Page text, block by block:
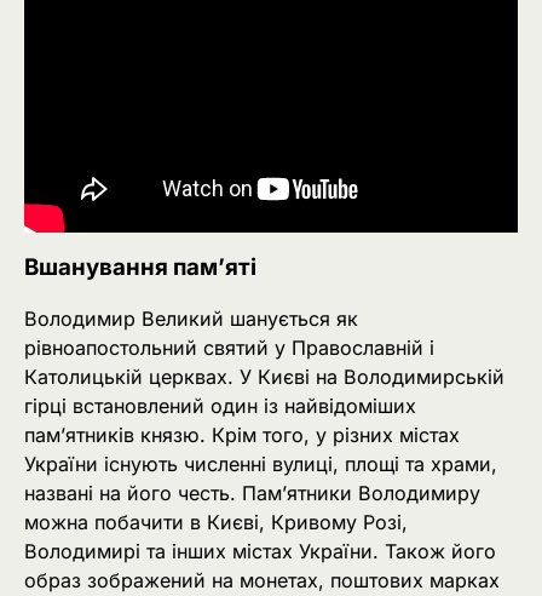
Вшанування пам’яті
Володимир Великий шанується як
рівноапостольний святий у Православній і
Католицькій церквах. У Києві на Володимирській
гірці встановлений один із найвідоміших
пам’ятників князю. Крім того, у різних містах
України існують численні вулиці, площі та храми,
названі на його честь. Пам’ятники Володимиру
можна побачити в Києві, Кривому Розі,
Володимирі та інших містах України. Також його
образ зображений на монетах, поштових марках